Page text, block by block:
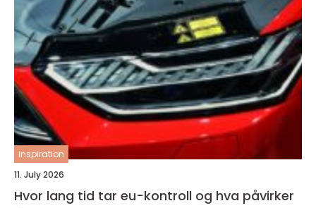
inspiration
11. July 2026
Hvor lang tid tar eu-kontroll og hva påvirker